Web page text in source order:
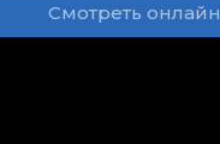
Смотреть онлайн